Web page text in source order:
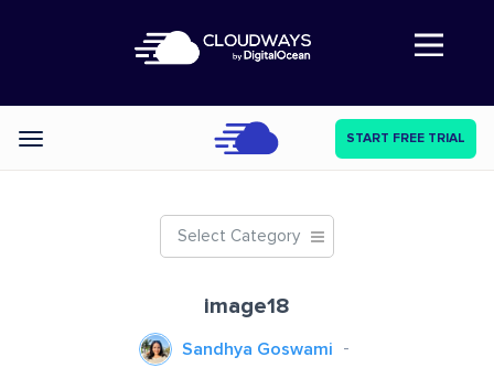
Abre a navegação
Categories START FREE TRIAL
Select Category
image18
Sandhya Goswami